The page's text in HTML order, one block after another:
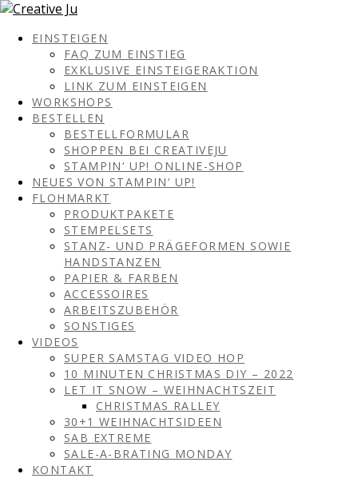
EINSTEIGEN
FAQ ZUM EINSTIEG
EXKLUSIVE EINSTEIGERAKTION
LINK ZUM EINSTEIGEN
WORKSHOPS
BESTELLEN
BESTELLFORMULAR
SHOPPEN BEI CREATIVEJU
STAMPIN‘ UP! ONLINE-SHOP
NEUES VON STAMPIN‘ UP!
FLOHMARKT
PRODUKTPAKETE
STEMPELSETS
STANZ- UND PRÄGEFORMEN SOWIE
HANDSTANZEN
PAPIER & FARBEN
ACCESSOIRES
ARBEITSZUBEHÖR
SONSTIGES
VIDEOS
SUPER SAMSTAG VIDEO HOP
10 MINUTEN CHRISTMAS DIY – 2022
LET IT SNOW – WEIHNACHTSZEIT
CHRISTMAS RALLEY
30+1 WEIHNACHTSIDEEN
SAB EXTREME
SALE-A-BRATING MONDAY
KONTAKT